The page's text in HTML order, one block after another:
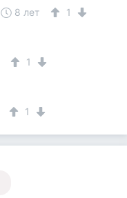
8 лет 1
1
1